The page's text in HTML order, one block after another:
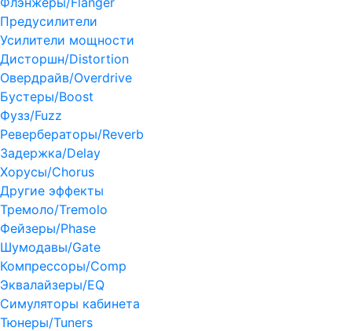
Предусилители
Усилители мощности
Дисторшн/Distortion
Овердрайв/Overdrive
Бустеры/Boost
Фузз/Fuzz
Ревербераторы/Reverb
Задержка/Delay
Хорусы/Chorus
Другие эффекты
Тремоло/Tremolo
Фейзеры/Phase
Шумодавы/Gate
Компрессоры/Comp
Эквалайзеры/EQ
Симуляторы кабинета
Тюнеры/Tuners